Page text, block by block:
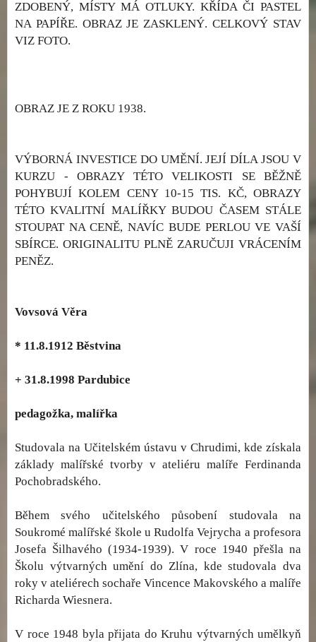
ZDOBENÝ, MÍSTY MÁ OTLUKY. KŘÍDA ČI PASTEL
NA PAPÍŘE. OBRAZ JE ZASKLENÝ. CELKOVÝ STAV
VIZ FOTO.
OBRAZ JE Z ROKU 1938.
VÝBORNÁ INVESTICE DO UMĚNÍ. JEJÍ DÍLA JSOU V
KURZU - OBRAZY TÉTO VELIKOSTI SE BĚŽNĚ
POHYBUJÍ KOLEM CENY 10-15 TIS. KČ, OBRAZY
TÉTO KVALITNÍ MALÍŘKY BUDOU ČASEM STÁLE
STOUPAT NA CENĚ, NAVÍC BUDE PERLOU VE VAŠÍ
SBÍRCE. ORIGINALITU PLNĚ ZARUČUJI VRÁCENÍM
PENĚZ.
Vovsová Věra
* 11.8.1912 Běstvina
+ 31.8.1998 Pardubice
pedagožka, malířka
Studovala na Učitelském ústavu v Chrudimi, kde získala
základy malířské tvorby v ateliéru malíře Ferdinanda
Pochobradského.
Během svého učitelského působení studovala na
Soukromé malířské škole u Rudolfa Vejrycha a profesora
Josefa Šilhavého (1934-1939). V roce 1940 přešla na
Školu výtvarných umění do Zlína, kde studovala dva
roky v ateliérech sochaře Vincence Makovského a malíře
Richarda Wiesnera.
V roce 1948 byla přijata do Kruhu výtvarných umělkyň